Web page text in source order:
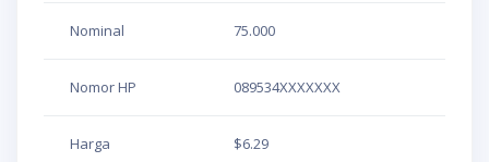
Nominal 75.000
Nomor HP 089534XXXXXXX
Harga $6.29